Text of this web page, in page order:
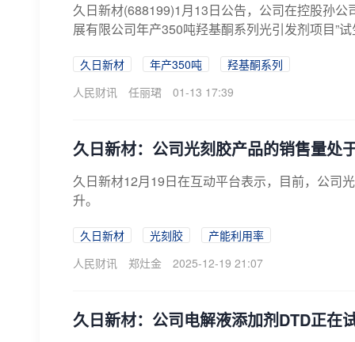
久日新材(688199)1月13日公告，公司在控股孙
展有限公司年产350吨羟基酮系列光引发剂项目”
久日新材 年产350吨
羟基酮系列
人民财讯
任丽珺 01-13 17:39
久日新材：公司光刻胶产品的销售量处
久日新材12月19日在互动平台表示，目前，公司
升。
久日新材 光刻胶
产能利用率
人民财讯
郑灶金 2025-12-19 21:07
久日新材：公司电解液添加剂DTD正在